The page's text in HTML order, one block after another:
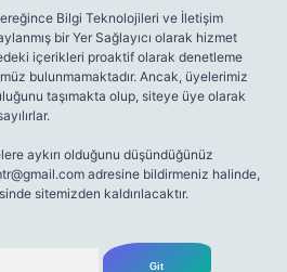
Bilgi Teknolojileri ve İletişim
bir Yer Sağlayıcı olarak hizmet
içerikleri proaktif olarak denetleme
bulunmamaktadır. Ancak, üyelerimiz
taşımakta olup, siteye üye olarak
aykırı olduğunu düşündüğünüz
adresine bildirmeniz halinde,
sitemizden kaldırılacaktır.